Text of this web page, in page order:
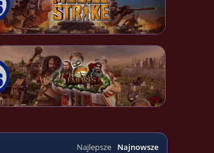
Najnowsze
Najlepsze